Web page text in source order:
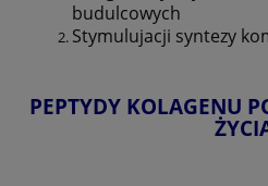
budulcowych
Stymulujacji syntezy
PEPTYDY KOLAGENU